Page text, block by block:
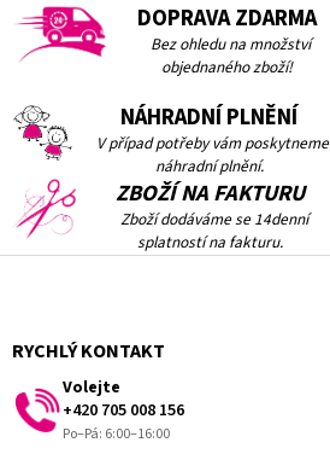
DOPRAVA ZDARMA
Bez ohledu na množství
objednaného zboží!
NÁHRADNÍ PLNĚNÍ
V případ potřeby vám poskytneme
náhradní plnění.
ZBOŽÍ NA FAKTURU
Zboží dodáváme se 14denní
splatností na fakturu.
Z
RYCHLÝ KONTAKT
Volejte
+420 705 008 156
Po–Pá: 6:00–16:00